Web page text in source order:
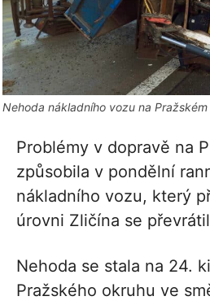
Nehoda nákladního vozu na
Problémy v dopravě na
způsobila v pondělní
nákladního vozu, který
úrovni Zličína se
Nehoda se stala na 24.
Pražského okruhu ve